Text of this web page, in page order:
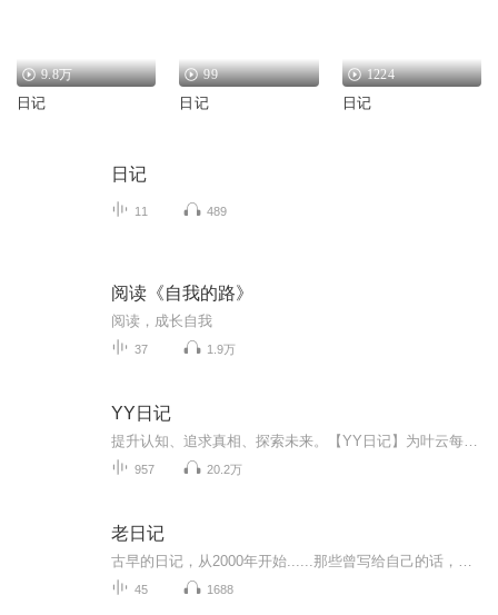
9.8万
日记
99
日记
1224
日记
日记
11 489
阅读《自我的路》
阅读，成长自我
37 1.9万
YY日记
957 20.2万
老日记
45 1688